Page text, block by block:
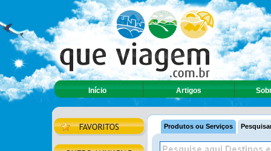
Início Artigos
Produtos ou Serviços